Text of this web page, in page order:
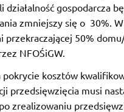
gospodarcza
zmniejszy się o 30%.
przekraczającej 50%
NFOŚiGW.
kosztów
przedsięwzięcia musi
zrealizowaniu